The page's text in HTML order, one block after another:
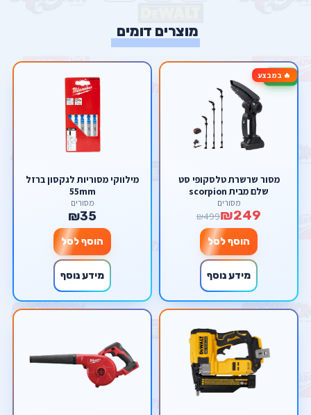
מוצרים דומים
🔥 במבצע-50%
מסור שרשרת טלסקופי סט
שלם מבית scorpion
מסורים
₪249
₪499
הוסף לסל
מידע נוסף
מילווקי מסוריות לגקסון ברזל
55mm
מסורים
₪35
הוסף לסל
מידע נוסף